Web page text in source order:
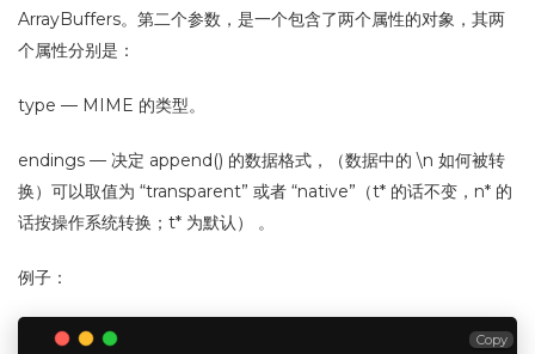
ArrayBuffers。第二个参数，是一个包含了两个属性的对象，其两
个属性分别是：
type — MIME 的类型。
endings — 决定 append() 的数据格式，（数据中的 \n 如何被转
换）可以取值为 “transparent” 或者 “native”（t* 的话不变，n* 的
话按操作系统转换；t* 为默认） 。
例子：
Copy